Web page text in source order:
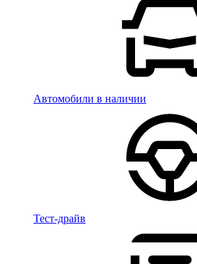
Автомобили в наличии
Тест-драйв